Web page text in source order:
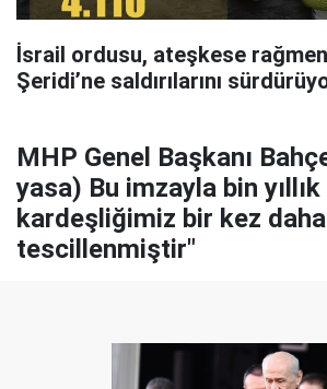
İsrail ordusu, ateşkese
Şeridi’ne saldırılarını
MHP Genel Başkanı
yasa) Bu imzayla bin yıllık
kardeşliğimiz bir kez daha
tescillenmiştir"